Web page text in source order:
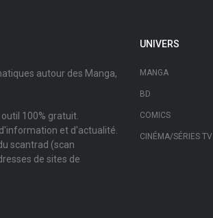
autour des Manga,
100% gratuit.
et d'actualité.
scantrad (scan
de sites de
UNIVERS
MANGA
BD
COMICS
CINÉMA/SÉRIES TV